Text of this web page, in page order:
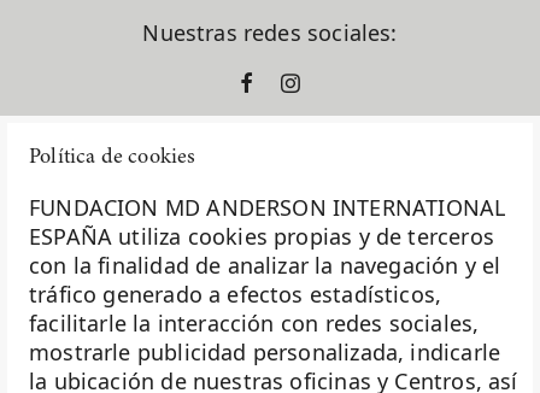
Política de cookies
FUNDACION MD ANDERSON INTERNATIONAL
ESPAÑA utiliza cookies propias y de terceros
con la finalidad de analizar la navegación y el
tráfico generado a efectos estadísticos,
facilitarle la interacción con redes sociales,
mostrarle publicidad personalizada, indicarle
la ubicación de nuestras oficinas y Centros, así
Nuestras redes sociales:
La Fundación MD Anderson España - Hospiten es
miembro de laAsociación Española de Fundaciones
Investigación